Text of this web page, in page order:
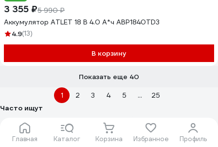
Главная Каталог Корзина Избранное Профиль
3 355 ₽5 990 ₽
Аккумулятор ATLET 18 В 4.0 А*ч ABP1840TD3
4.9(13)
В корзину
Показать еще 40
1 2 3 4 5 ...
25
Часто ищут
Аккумуляторные батареи 12В 12А/Ч
Аккумуляторные батареи 4 шт
АКБ для мото техники